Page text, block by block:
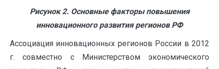
Рисунок 2. Основные факторы повышения
инновационного развития регионов РФ
Ассоциация инновационных регионов России в 2012
г. совместно с Министерством экономического